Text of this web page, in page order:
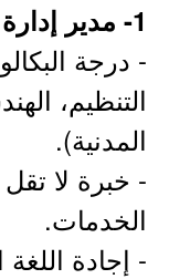
1- مدير إدارة الخدمات والمرافق:
- درجة
التنظيم،
المدنية).
الخدمات.
- إجادة اللغة